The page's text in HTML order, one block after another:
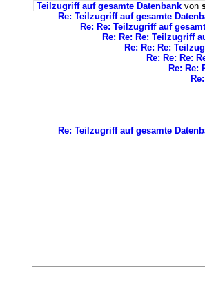
Teilzugriff auf gesamte Datenbank von
Re: Teilzugriff auf gesamte
Re: Re: Teilzugriff auf
Re: Re: Re: Teilzugriff
Re: Re: Re:
Re: Re: Re:
Re: Re:
Re: Teilzugriff auf gesamte